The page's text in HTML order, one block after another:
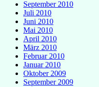
September 2010
Juli 2010
Juni 2010
Mai 2010
April 2010
März 2010
Februar 2010
Januar 2010
Oktober 2009
September 2009